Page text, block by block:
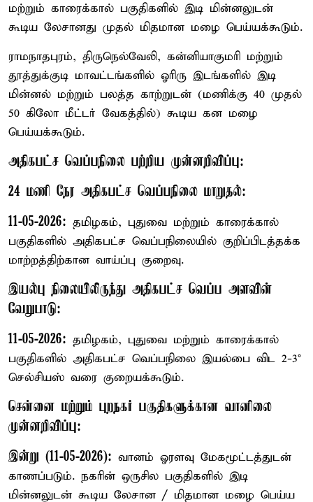
மற்றும் காரைக்கால் பகுதிகளில் இடி மின்னலுடன்
கூடிய லேசானது முதல் மிதமான மழை பெய்யக்கூடும்.
ராமநாதபுரம், திருநெல்வேலி, கன்னியாகுமரி மற்றும்
தூத்துக்குடி மாவட்டங்களில் ஓரிரு இடங்களில் இடி
மின்னல் மற்றும் பலத்த காற்றுடன் (மணிக்கு 40 முதல்
50 கிலோ மீட்டர் வேகத்தில்) கூடிய கன மழை
பெய்யக்கூடும்.
அதிகபட்ச வெப்பநிலை பற்றிய முன்னறிவிப்பு:
24 மணி நேர அதிகபட்ச வெப்பநிலை மாறுதல்:
11-05-2026: தமிழகம், புதுவை மற்றும் காரைக்கால்
பகுதிகளில் அதிகபட்ச வெப்பநிலையில் குறிப்பிடத்தக்க
மாற்றத்திற்கான வாய்ப்பு குறைவு.
இயல்பு நிலையிலிருந்து அதிகபட்ச வெப்ப அளவின்
வேறுபாடு:
11-05-2026: தமிழகம், புதுவை மற்றும் காரைக்கால்
பகுதிகளில் அதிகபட்ச வெப்பநிலை இயல்பை விட 2-3°
செல்சியஸ் வரை குறையக்கூடும்.
சென்னை மற்றும் புறநகர் பகுதிகளுக்கான வானிலை
முன்னறிவிப்பு:
இன்று (11-05-2026): வானம் ஓரளவு மேகமூட்டத்துடன்
காணப்படும். நகரின் ஒருசில பகுதிகளில் இடி
மின்னலுடன் கூடிய லேசான / மிதமான மழை பெய்ய